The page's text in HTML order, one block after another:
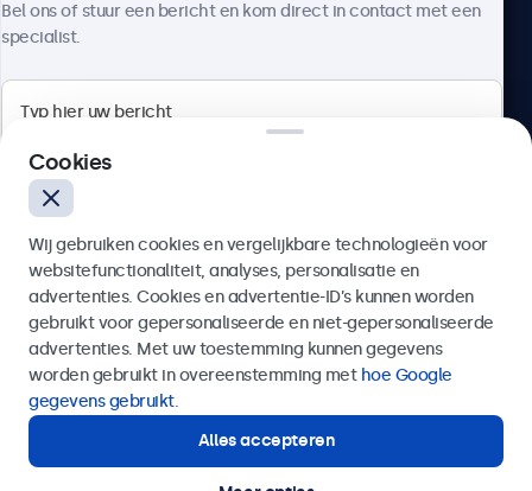
4.8/5 door 5000+ bedrijven
Nederlands
Bel ons of stuur een bericht en kom direct in contact met een
specialist.
Verzenden
Of bel ons op
Hulp of advies nodig?
Direct contact met een specialist.
Cookies
Wij gebruiken cookies en vergelijkbare technologieën voor
websitefunctionaliteit, analyses, personalisatie en
advertenties. Cookies en advertentie-ID’s kunnen worden
gebruikt voor gepersonaliseerde en niet-gepersonaliseerde
advertenties. Met uw toestemming kunnen gegevens
worden gebruikt in overeenstemming met hoe Google
gegevens gebruikt.
Alles accepteren